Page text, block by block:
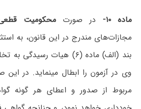
ماده ۱۰- در صورتمحکومیت
مجازات‌های مندرج در این قانون، به
بند (الف) ماده (۶) هیات
وی در آزمون را ابطال مینماید. در
مربوط از صدور و اعطای هر گونه